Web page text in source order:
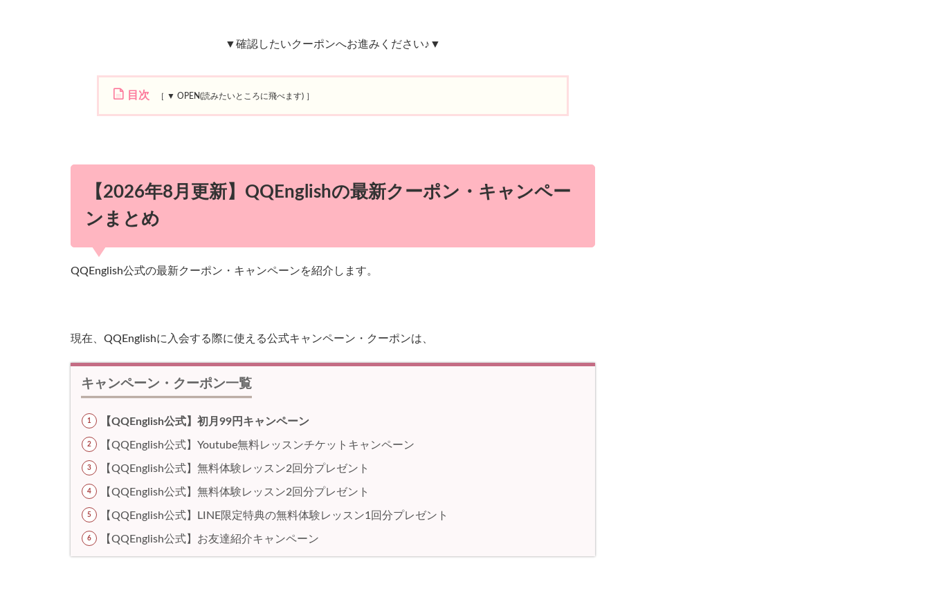
▼確認したいクーポンへお進みください♪▼
目次
2
6
年
8
新
n
i
h
最
ク
ー
ン
・
キ
【2026年8月更新】QQEnglishの最新クーポン・キャンペー
ンまとめ
QQEnglish公式の最新クーポン・キャンペーンを紹介します。
現在、QQEnglishに入会する際に使える公式キャンペーン・クーポンは、
キャンペーン・クーポン一覧
【QQEnglish公式】初月99円 キャンペーン
【QQEnglish公式】Youtube無料レッスンチケットキャンペーン
【QQEnglish公式】無料体験レッスン2回分プレゼント
【QQEnglish公式】無料体験レッスン2回分プレゼント
【QQEnglish公式】LINE限定特典の無料体験レッスン1回分プレゼント
【QQEnglish公式】お友達紹介キャンペーン